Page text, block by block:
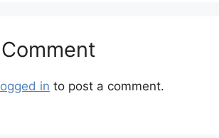
in to post a comment.